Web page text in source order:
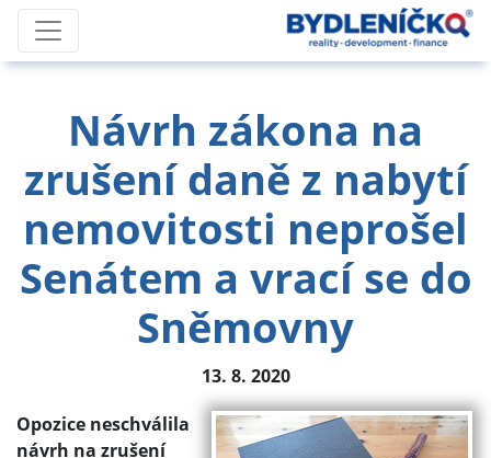
Návrh zákona na
zrušení daně z nabytí
nemovitosti neprošel
Senátem a vrací se do
Sněmovny
13. 8. 2020
Opozice neschválila
návrh na zrušení